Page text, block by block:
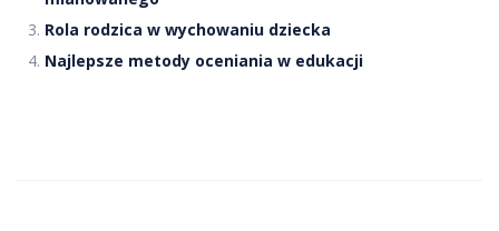
Rola rodzica w wychowaniu dziecka
Najlepsze metody oceniania w edukacji